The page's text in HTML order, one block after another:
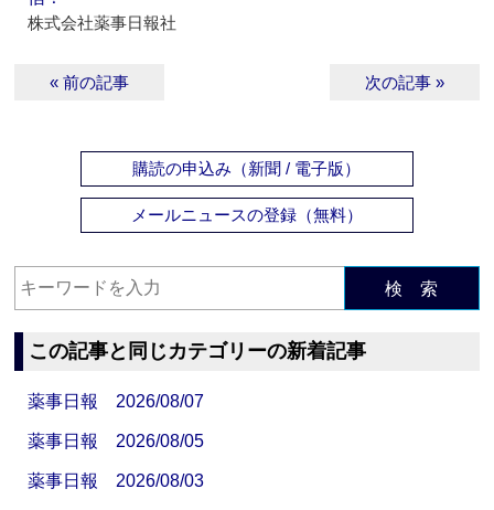
株式会社薬事日報社
« 前の記事 次の記事 »
購読の申込み（新聞 / 電子版）
メールニュースの登録（無料）
検 索
この記事と同じカテゴリーの新着記事
薬事日報 2026/08/07
薬事日報 2026/08/05
薬事日報 2026/08/03